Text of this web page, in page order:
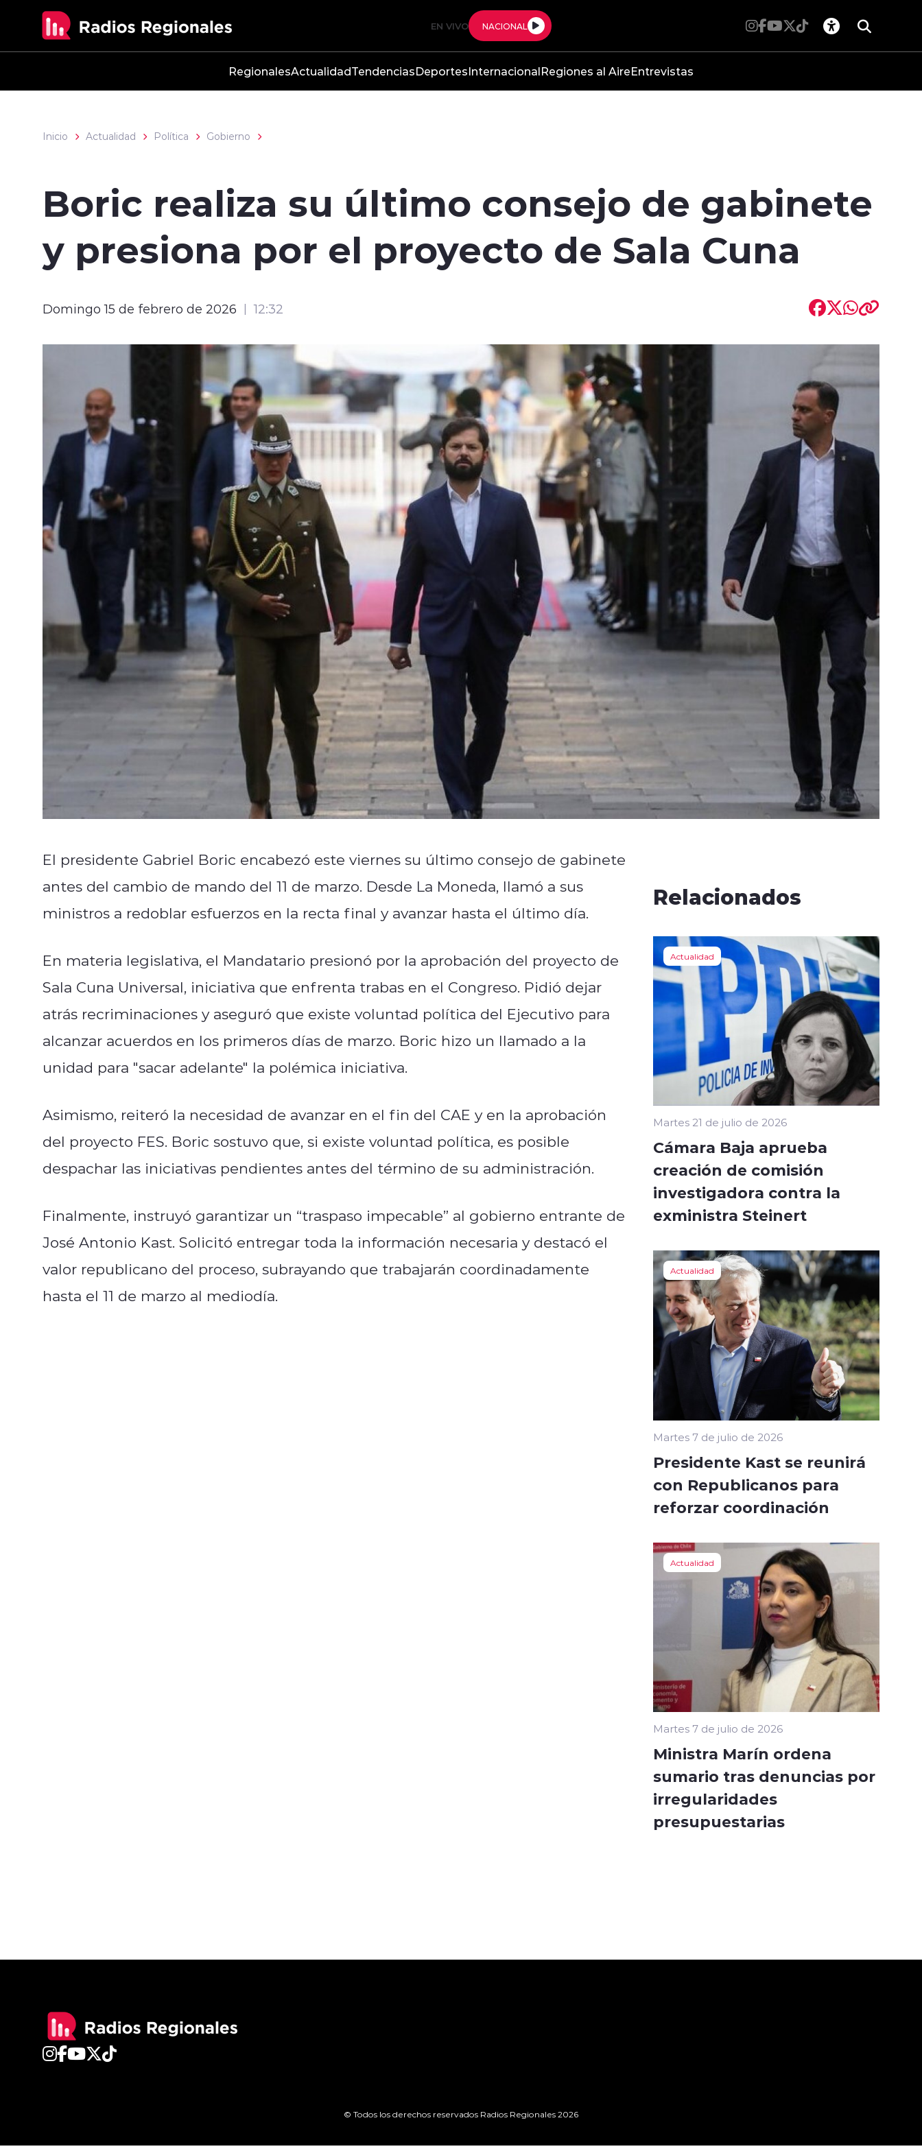
EN VIVO NACIONAL
RegionalesActualidadTendenciasDeportesInternacionalRegiones al AireEntrevistas
Inicio Actualidad Política Gobierno
Boric realiza su último consejo de gabinete
y presiona por el proyecto de Sala Cuna
Domingo 15 de febrero de 2026 12:32
El presidente Gabriel Boric encabezó este viernes su último consejo de gabinete
antes del cambio de mando del 11 de marzo. Desde La Moneda, llamó a sus
ministros a redoblar esfuerzos en la recta final y avanzar hasta el último día.
En materia legislativa, el Mandatario presionó por la aprobación del proyecto de
Sala Cuna Universal, iniciativa que enfrenta trabas en el Congreso. Pidió dejar
atrás recriminaciones y aseguró que existe voluntad política del Ejecutivo para
alcanzar acuerdos en los primeros días de marzo. Boric hizo un llamado a la
unidad para "sacar adelante" la polémica iniciativa.
Asimismo, reiteró la necesidad de avanzar en el fin del CAE y en la aprobación
del proyecto FES. Boric sostuvo que, si existe voluntad política, es posible
despachar las iniciativas pendientes antes del término de su administración.
Finalmente, instruyó garantizar un “traspaso impecable” al gobierno entrante de
José Antonio Kast. Solicitó entregar toda la información necesaria y destacó el
valor republicano del proceso, subrayando que trabajarán coordinadamente
hasta el 11 de marzo al mediodía.
Relacionados
Actualidad
Martes 21 de julio de 2026
Cámara Baja aprueba
creación de comisión
investigadora contra la
exministra Steinert
Actualidad
Martes 7 de julio de 2026
Presidente Kast se reunirá
con Republicanos para
reforzar coordinación
Actualidad
Martes 7 de julio de 2026
Ministra Marín ordena
sumario tras denuncias por
irregularidades
presupuestarias
© Todos los derechos reservados Radios Regionales 2026